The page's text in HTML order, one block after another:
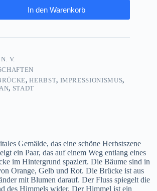
In den Warenkorb
N. V.
,HERBST, IMPRESSIONISMUS,
, STADT
Gemälde, das eine schöne Herbstszene
ein Paar, das auf einem Weg entlang eines
im Hintergrund spaziert. Die Bäume sind in
Orange, Gelb und Rot. Die Brücke ist aus
mit Blumen darauf. Der Fluss spiegelt die
des Himmels wider. Der Himmel ist ein